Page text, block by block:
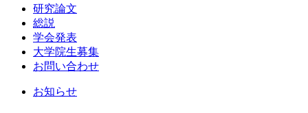
研究論文
総説
学会発表
大学院生募集
お問い合わせ
お知らせ